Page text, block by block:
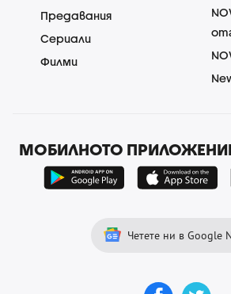
Предавания
Сериали
Филми
МОБИЛНОТО ПРИЛОЖЕНИЕ
Четете ни в Google